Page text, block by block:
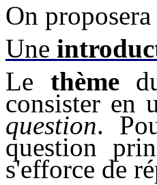
On
Une
Le thème
consister en
question.
question
s'efforce de